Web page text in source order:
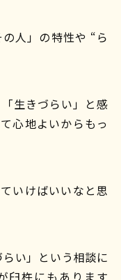
人」の特性や “ら
生きづらい」と感
心地よいからもっ
いけばいいなと思
い」という相談に